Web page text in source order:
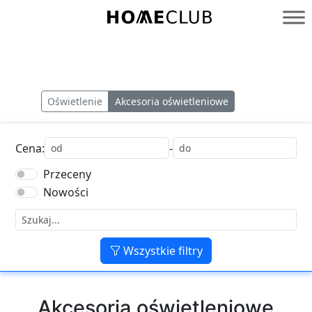
Homeclub
Oświetlenie Akcesoria oświetleniowe
Cena:
-
Przeceny
Nowości
Wszystkie filtry